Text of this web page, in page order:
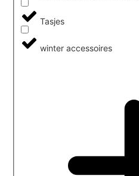
Tasjes
winter accessoires